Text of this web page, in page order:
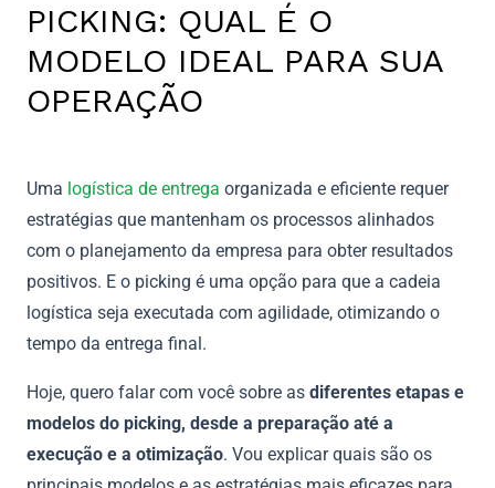
PICKING: QUAL É O
MODELO IDEAL PARA SUA
OPERAÇÃO
Uma logística de entrega organizada e eficiente requer
estratégias que mantenham os processos alinhados
com o planejamento da empresa para obter resultados
positivos. E o picking é uma opção para que a cadeia
logística seja executada com agilidade, otimizando o
tempo da entrega final.
Hoje, quero falar com você sobre as diferentes etapas e
modelos do picking, desde a preparação até a
execução e a otimização. Vou explicar quais são os